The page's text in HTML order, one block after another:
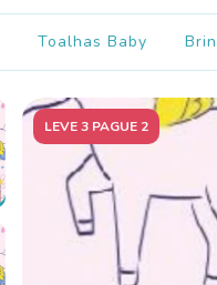
Toalhas Baby
LEVE 3 PAGUE 2